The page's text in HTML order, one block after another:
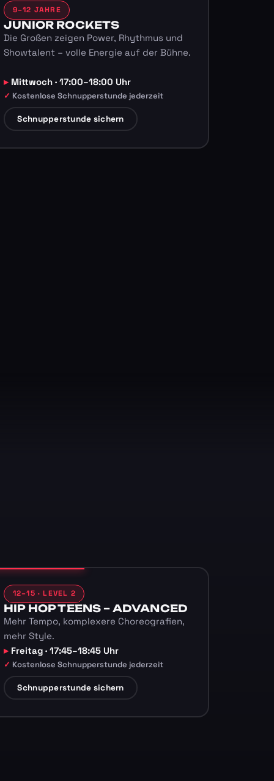
9–12 JAHRE
JUNIOR ROCKETS
Die Großen zeigen Power, Rhythmus und
Showtalent – volle Energie auf der Bühne.
Mittwoch · 17:00–18:00 Uhr
Kostenlose Schnupperstunde jederzeit
Schnupperstunde sichern
12–15 · LEVEL 2
HIP HOP TEENS – ADVANCED
Mehr Tempo, komplexere Choreografien,
mehr Style.
Freitag · 17:45–18:45 Uhr
Kostenlose Schnupperstunde jederzeit
Schnupperstunde sichern